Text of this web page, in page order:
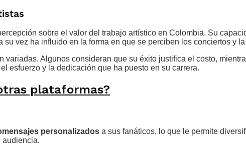
sobre el valor del trabajo artístico en Colombia. Su
vez ha influido en la forma en que se perciben los conciertos y
variadas. Algunos consideran que su éxito justifica el costo,
esfuerzo y la dedicación que ha puesto en su carrera.
plataformas?
personalizados a sus fanáticos, lo que le permite
audiencia.